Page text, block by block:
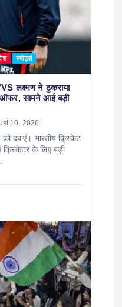
स्पोर्ट्स
लक्ष्मण ने ठुकराया
ऑफर, सामने आई बड़ी
10, 2026
दबाएं। भारतीय क्रिकेट
क्रिकेटर के लिए बड़ी